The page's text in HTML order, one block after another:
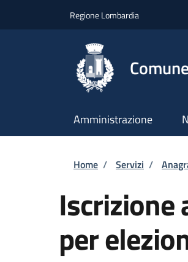
Regione Lombardia
Amministrazione
Briciole di
Home / Servizi /
per